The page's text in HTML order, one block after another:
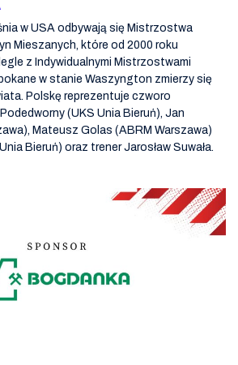
w USA odbywają się Mistrzostwa
Mieszanych, które od 2000 roku
z Indywidualnymi Mistrzostwami
w stanie Waszyngton zmierzy się
Polskę reprezentuje czworo
(UKS Unia Bieruń), Jan
Mateusz Golas (ABRM Warszawa)
Bieruń) oraz trener Jarosław Suwała.